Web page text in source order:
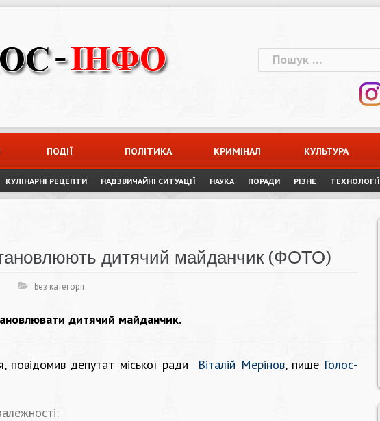
Пошук:
ПОДІЇ ПОЛІТИКА КРИМІНАЛ КУЛЬТУРА
КУЛІНАРНІ РЕЦЕПТИ НАДЗВИЧАЙНІ СИТУАЦІЇ НАУКА ПОРАДИ РІЗНЕ ТЕХНОЛОГІЇ
дитячий майданчик (ФОТО)
Без категорії
дитячий майданчик.
повідомив депутат міської ради Віталій Мерінов, пише Голос-